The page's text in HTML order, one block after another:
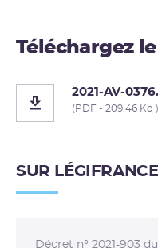
Téléchargez
2021-AV-
(PDF - 209.46 Ko )
SUR LÉGIFRANCE
Décret n° 2021-903